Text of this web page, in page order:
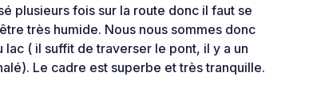
plusieurs fois sur la route donc il faut se
très humide. Nous nous sommes donc
( il suffit de traverser le pont, il y a un
Le cadre est superbe et très tranquille.